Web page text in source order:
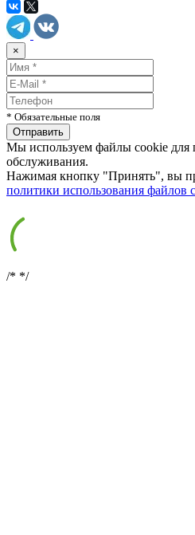
×
* Обязательные поля
Мы используем файлы cookie для
обслуживания.
Нажимая кнопку "Принять", вы
политики использования файлов
/* */